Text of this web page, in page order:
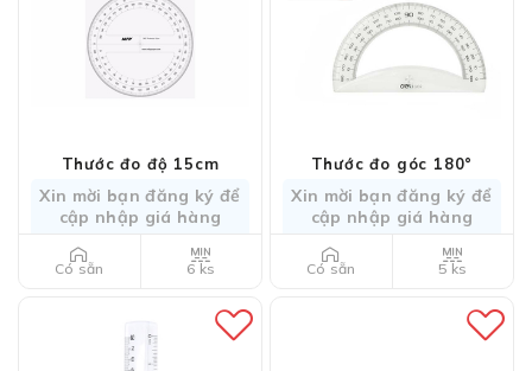
Thước đo độ 15cm
Xin mời bạn đăng ký để
cập nhập giá hàng
Có sẵn 6 ks
Thước đo góc 180°
Xin mời bạn đăng ký để
cập nhập giá hàng
Có sẵn 5 ks